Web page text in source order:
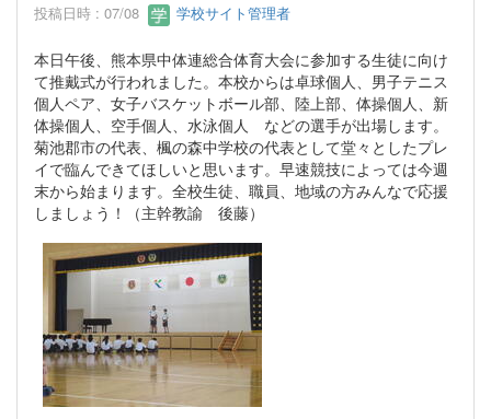
投稿日時 : 07/08 学校サイト管理者
本日午後、熊本県中体連総合体育大会に参加する生徒に向け
て推戴式が行われました。本校からは卓球個人、男子テニス
個人ペア、女子バスケットボール部、陸上部、体操個人、新
体操個人、空手個人、水泳個人 などの選手が出場します。
菊池郡市の代表、楓の森中学校の代表として堂々としたプレ
イで臨んできてほしいと思います。早速競技によっては今週
末から始まります。全校生徒、職員、地域の方みんなで応援
しましょう！（主幹教諭 後藤）